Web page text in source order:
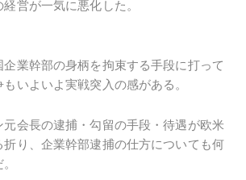
営が一気に悪化した。
業幹部の身柄を拘束する手段に打って
いよいよ実戦突入の感がある。
元会長の逮捕・勾留の手段・待遇が欧米
折り、企業幹部逮捕の仕方についても何